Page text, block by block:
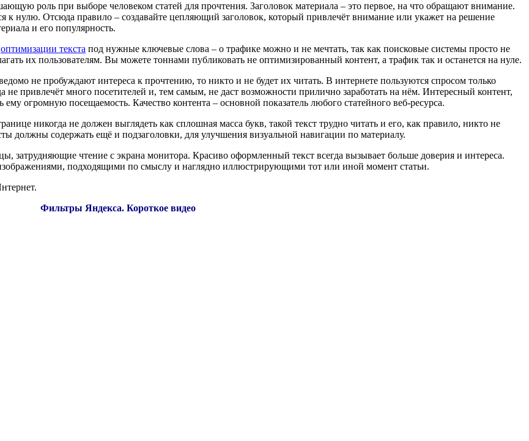
роль при выборе человеком статей для прочтения. Заголовок материала – это первое, на что обращают внимание.
к нулю. Отсюда правило – создавайте цепляющий заголовок, который привлечёт внимание или укажет на решение
и его популярность.
оптимизации текста под нужные ключевые слова – о трафике можно и не мечтать, так как поисковые системы просто не
их пользователям. Вы можете тоннами публиковать не оптимизированный контент, а трафик так и останется на нуле.
не пробуждают интереса к прочтению, то никто и не будет их читать. В интернете пользуются спросом только
привлечёт много посетителей и, тем самым, не даст возможности прилично заработать на нём. Интересный контент,
огромную посещаемость. Качество контента – основной показатель любого статейного веб-ресурса.
никогда не должен выглядеть как сплошная масса букв, такой текст трудно читать и его, как правило, никто не
должны содержать ещё и подзаголовки, для улучшения визуальной навигации по материалу.
затрудняющие чтение с экрана монитора. Красиво оформленный текст всегда вызывает больше доверия и интереса.
подходящими по смыслу и наглядно иллюстрирующими тот или иной момент статьи.
Фильтры Яндекса. Короткое видео